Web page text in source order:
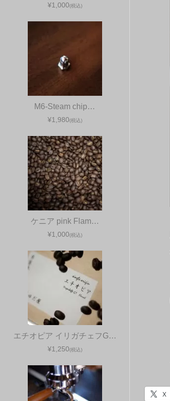
X
¥1,000(税込)
M6-Steam chip…
¥1,980(税込)
ケニア pink Flam…
¥1,000(税込)
エチオピア イリガチェフG…
¥1,250(税込)